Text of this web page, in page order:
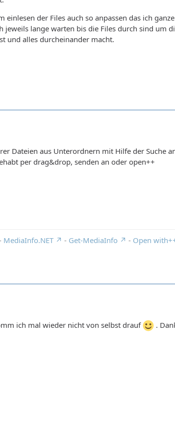
einlesen der Files auch so anpassen das ich
jeweils lange warten bis die Files durch sind um
und alles durcheinander macht.
Dateien aus Unterordnern mit Hilfe der Suche
per drag&drop, senden an oder open++
MediaInfo.NET - Get-MediaInfo - Open
ich mal wieder nicht von selbst drauf .